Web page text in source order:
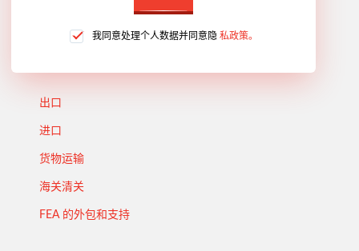
我同意处理个人数据并同意隐 私政策。
出口
进口
货物运输
海关清关
FEA 的外包和支持